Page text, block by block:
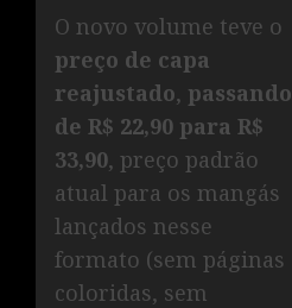
O novo volume teve o
preço de capa
reajustado, passando
de R$ 22,90 para R$
33,90, preço padrão
atual para os mangás
lançados nesse
formato (sem páginas
coloridas, sem